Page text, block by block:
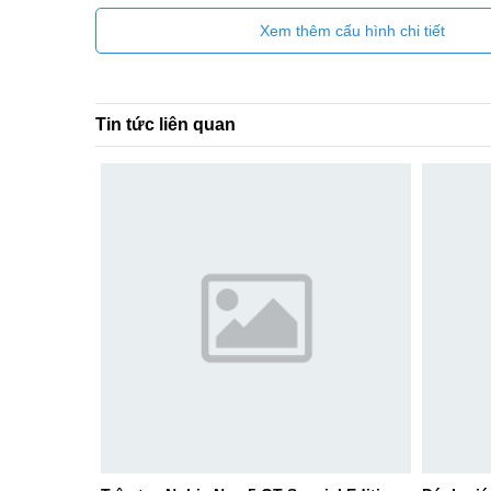
Xem thêm cấu hình chi tiết
Tin tức liên quan